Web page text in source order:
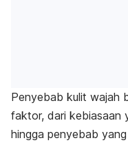
Penyebab kulit wajah
faktor, dari kebiasaan
hingga penyebab